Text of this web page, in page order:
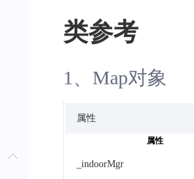
类参考
1、Map对象
属性
属性
_indoorMgr